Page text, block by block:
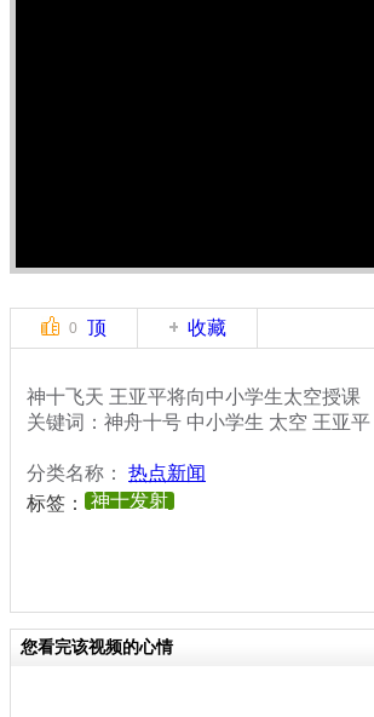
0 顶 收藏
神十飞天 王亚平将向中小学生太空授课
关键词：神舟十号 中小学生 太空 王亚平
分类名称： 热点新闻
标签：
神十发射
您看完该视频的心情